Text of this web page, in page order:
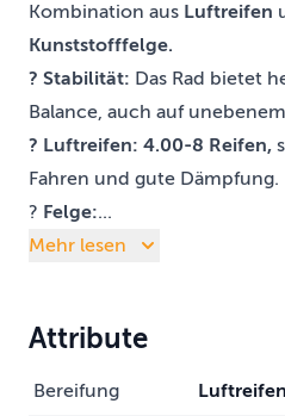
Kombination aus Luftreifen
Kunststofffelge.
? Stabilität: Das Rad bietet
Balance, auch auf
? Luftreifen: 4.00-8 Reifen,
Fahren und gute Dämpfung.
? Felge:...
Mehr lesen
Attribute
Bereifung Luftreifen